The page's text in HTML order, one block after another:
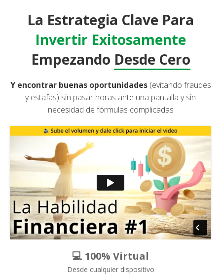
La Estrategia Clave Para
Invertir Exitosamente
Empezando Desde Cero
Y encontrar buenas oportunidades(evitando fraudes
y estafas) sin pasar horas ante una pantalla y sin
necesidad de fórmulas complicadas
💻 100% Virtual
Desde cualquier dispositivo